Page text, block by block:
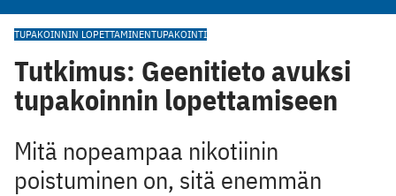
TUPAKOINNIN LOPETTAMINENTUPAKOINTI
Tutkimus: Geenitieto avuksi
tupakoinnin lopettamiseen
Mitä nopeampaa nikotiinin
poistuminen on, sitä enemmän